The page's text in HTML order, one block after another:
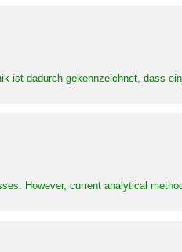
ist dadurch gekennzeichnet, dass
However, current analytical